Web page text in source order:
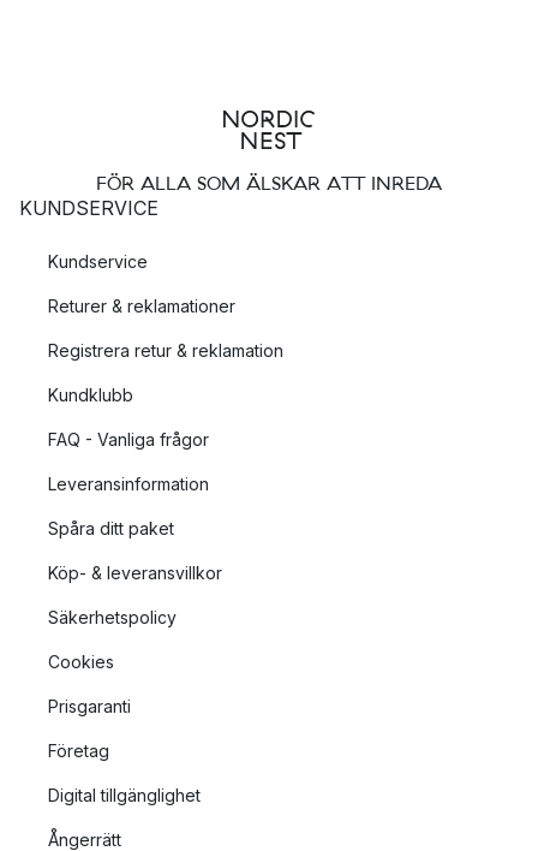
FÖR ALLA SOM ÄLSKAR ATT INREDA
KUNDSERVICE
Kundservice
Returer & reklamationer
Registrera retur & reklamation
Kundklubb
FAQ - Vanliga frågor
Leveransinformation
Spåra ditt paket
Köp- & leveransvillkor
Säkerhetspolicy
Cookies
Prisgaranti
Företag
Digital tillgänglighet
Ångerrätt